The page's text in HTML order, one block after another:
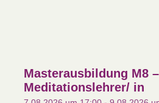
Masterausbildung M8
Meditationslehrer/ in